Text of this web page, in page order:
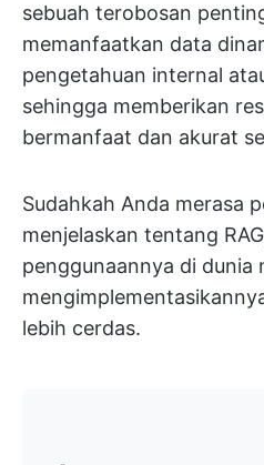
sebuah terobosan
memanfaatkan data
pengetahuan internal
sehingga memberikan
bermanfaat dan akurat
Sudahkah Anda merasa
menjelaskan tentang
penggunaannya di dunia
lebih cerdas.